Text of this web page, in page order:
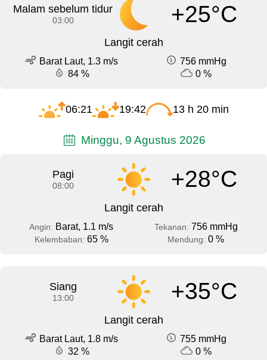
Malam sebelum tidur
03:00 +25°C
Langit cerah
Barat Laut, 1.3 m/s
756 mmHg
84 %
0 %
06:21 19:42 13 h 20 min
Minggu, 9 Agustus 2026
Pagi
08:00 +28°C
Langit cerah
Angin: Barat, 1.1 m/s Tekanan: 756 mmHg
Kelembaban: 65 % Mendung: 0 %
Siang
13:00 +35°C
Langit cerah
Barat Laut, 1.8 m/s
755 mmHg
32 %
0 %